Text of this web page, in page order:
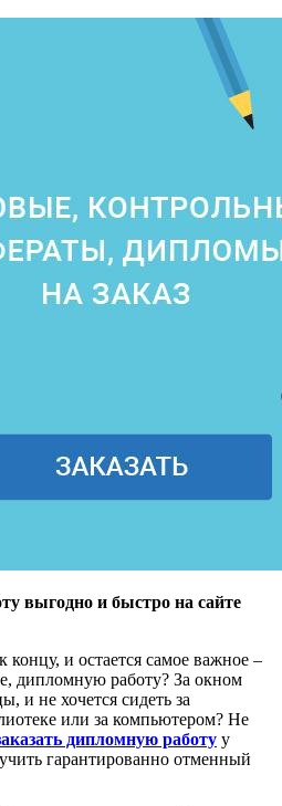
выгодно и быстро на сайте
и остается самое важное –
дипломную работу? За окном
и не хочется сидеть за
или за компьютером? Не
дипломную работу у
гарантированно отменный